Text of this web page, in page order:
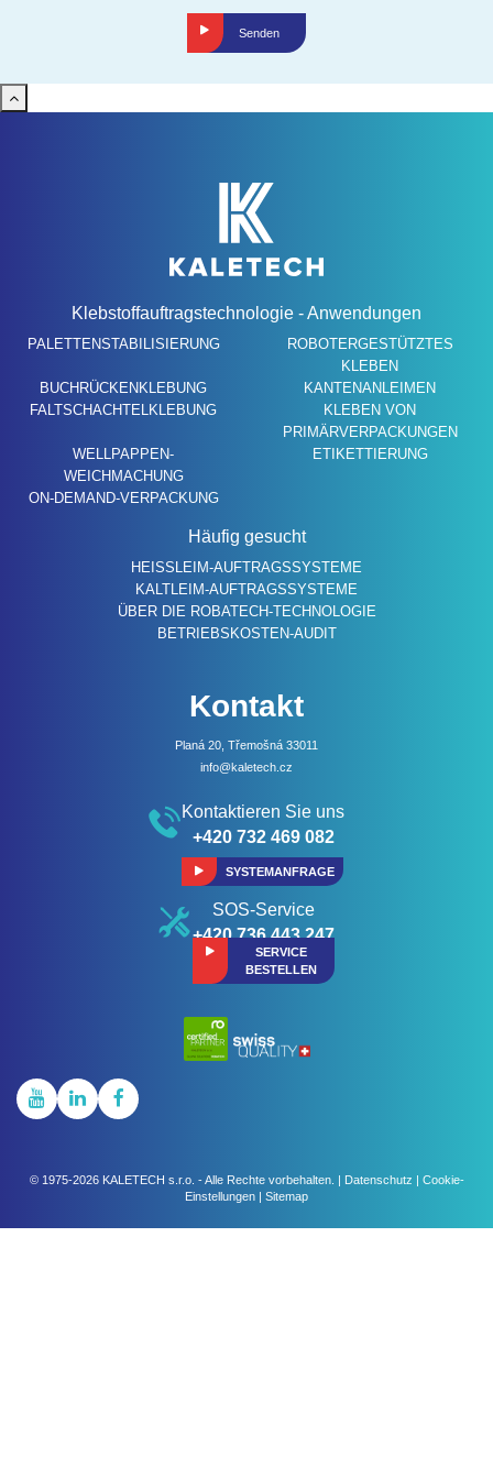
Senden
Klebstoffauftragstechnologie - Anwendungen
PALETTENSTABILISIERUNG
ROBOTERGESTÜTZTES
KLEBEN
BUCHRÜCKENKLEBUNG
KANTENANLEIMEN
FALTSCHACHTELKLEBUNG
KLEBEN VON
PRIMÄRVERPACKUNGEN
WELLPAPPEN-
WEICHMACHUNG
ETIKETTIERUNG
ON-DEMAND-VERPACKUNG
Häufig gesucht
HEISSLEIM-AUFTRAGSSYSTEME
KALTLEIM-AUFTRAGSSYSTEME
ÜBER DIE ROBATECH-TECHNOLOGIE
BETRIEBSKOSTEN-AUDIT
Kontakt
Planá 20, Třemošná 33011
info@kaletech.cz
Kontaktieren Sie uns
+420 732 469 082
SYSTEMANFRAGE
SOS-Service
+420 736 443 247
SERVICE
BESTELLEN
© 1975-2026 KALETECH s.r.o. -Alle Rechte vorbehalten. Datenschutz
Cookie-
Einstellungen
Sitemap